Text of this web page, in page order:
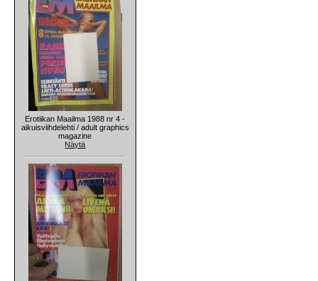
Erotiikan Maailma 1988 nr 4 -
aikuisviihdelehti / adult graphics
magazine
Näytä